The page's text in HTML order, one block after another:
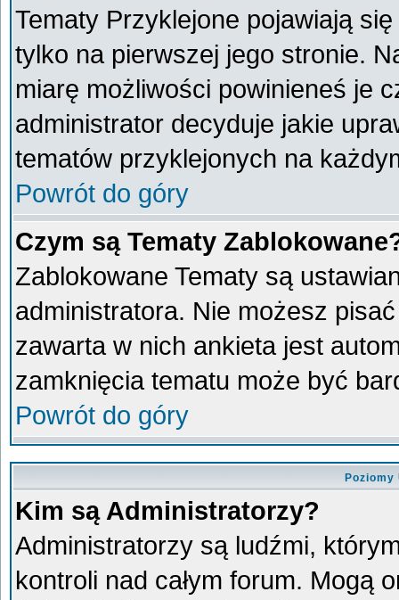
Tematy Przyklejone pojawiają
tylko na pierwszej jego stronie.
miarę możliwości powinieneś je
administrator decyduje jakie
tematów przyklejonych na
Powrót do góry
Czym są Tematy
Zablokowane Tematy są
administratora. Nie możesz
zawarta w nich ankieta jest
zamknięcia tematu może być
Powrót do góry
Kim są Administratorzy?
Administratorzy są ludźmi,
kontroli nad całym forum. Mogą